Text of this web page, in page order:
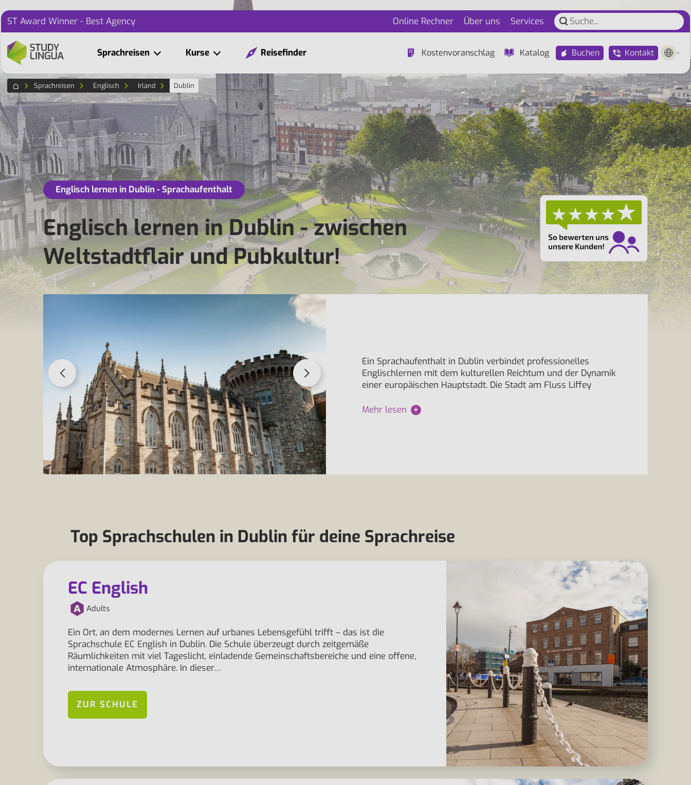
ST Award Winner - Best Agency Online Rechner Über uns Services
Sprachreisen Kurse Reisefinder Kostenvoranschlag Katalog Buchen Kontakt
Sprachreisen Englisch Irland Dublin
Englisch lernen in Dublin - Sprachaufenthalt
Englisch lernen in Dublin - zwischen
Weltstadtflair und Pubkultur!
Ein Sprachaufenthalt in Dublin verbindet professionelles
Englischlernen mit dem kulturellen Reichtum und der Dynamik
einer europäischen Hauptstadt. Die Stadt am Fluss Liffey
Mehr lesen +
Top Sprachschulen in Dublin für deine Sprachreise
EC English
Adults
Ein Ort, an dem modernes Lernen auf urbanes Lebensgefühl trifft – das ist die
Sprachschule EC English in Dublin. Die Schule überzeugt durch zeitgemäße
Räumlichkeiten mit viel Tageslicht, einladende Gemeinschaftsbereiche und eine offene,
internationale Atmosphäre. In dieser…
ZUR SCHULE